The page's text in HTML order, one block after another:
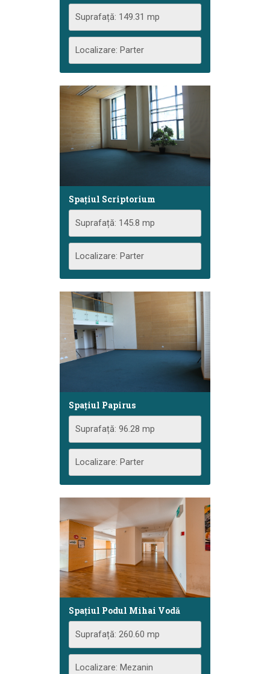
Suprafață: 149.31 mp
Localizare: Parter
Spațiul Scriptorium
Suprafață: 145.8 mp
Localizare: Parter
Spațiul Papirus
Suprafață: 96.28 mp
Localizare: Parter
Spațiul Podul Mihai Vodă
Suprafață: 260.60 mp
Localizare: Mezanin